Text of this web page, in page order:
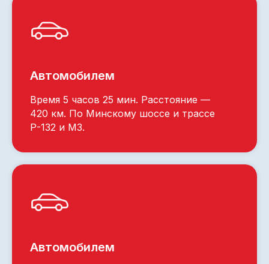
Автомобилем
Время 5 часов 25 мин. Расстояние —
420 км. По Минскому шоссе и трассе
Р-132 и М3.
Автомобилем